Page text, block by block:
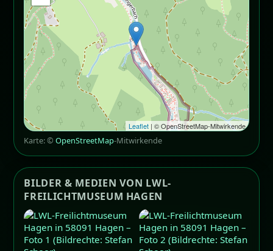
Leaflet| © OpenStreetMap-Mitwirkende
Karte: ©OpenStreetMap-Mitwirkende
BILDER & MEDIEN VON LWL-
FREILICHTMUSEUM HAGEN